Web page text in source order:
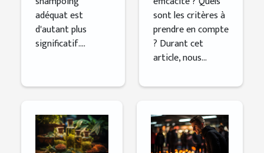
adéquat est
d'autant plus
significatif....
sont les critères à
prendre en compte
? Durant cet
article, nous...